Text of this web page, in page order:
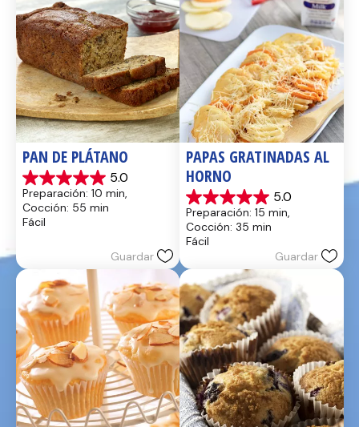
PAN DE PLÁTANO
5.0
5.0
de
5
estrellas.
Preparación: 10 min,
Cocción: 55 min
Fácil
Guardar
PAPAS GRATINADAS AL
HORNO
5.0
5.0
de
5
estrellas.
reseñas
Preparación: 15 min,
Cocción: 35 min
Fácil
Guardar